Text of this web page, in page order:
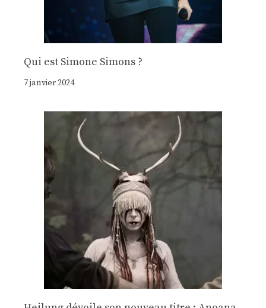
Qui est Simone Simons ?
7 janvier 2024